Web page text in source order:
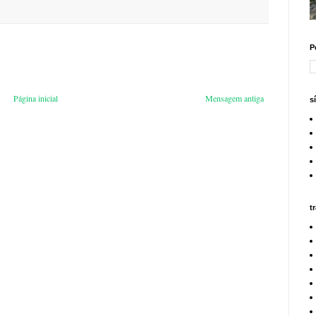
Mensagem antiga
Página inicial